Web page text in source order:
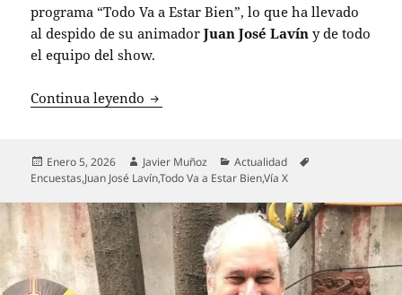
programa “Todo Va a Estar Bien”, lo que ha llevado
al despido de su animadorJuan José Lavín y de todo
el equipo del show.
Continua leyendo Despidieron a Juan José Lavín y a su
Publicado
el
Enero 5, 2026 Autor
Javier Muñoz Categorías
Actualidad
Encuestas,Juan José Lavín,Todo Va a Estar Bien,Vía X